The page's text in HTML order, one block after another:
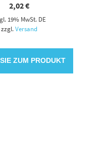
2,02€
19% MwSt. DE
zzgl.Versand
ZUM PRODUKT